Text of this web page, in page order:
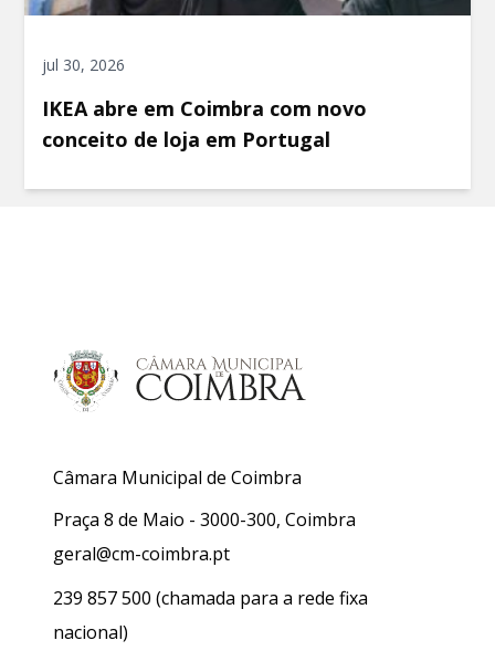
jul 30, 2026
IKEA abre em Coimbra com novo
conceito de loja em Portugal
Câmara Municipal de Coimbra
Praça 8 de Maio - 3000-300, Coimbra
geral@cm-coimbra.pt
239 857 500 (chamada para a rede fixa
nacional)